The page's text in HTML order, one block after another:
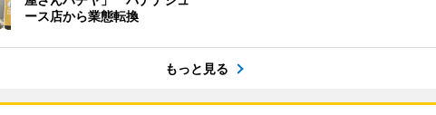
ース店から業態転換
もっと見る